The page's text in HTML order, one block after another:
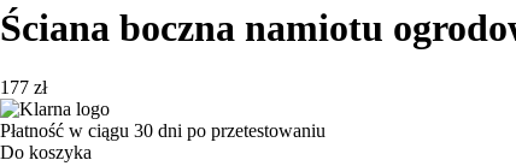
Ściana boczna namiotu
177 zł
Płatność w ciągu 30 dni po przetestowaniu
Do koszyka